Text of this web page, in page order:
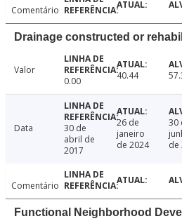
Comentário
Drainage constructed or
Valor
0.00
40.44
Data
30 de
abril de
2017
26 de
janeiro
de 2024
30
de
Comentário
Functional Neighborhood